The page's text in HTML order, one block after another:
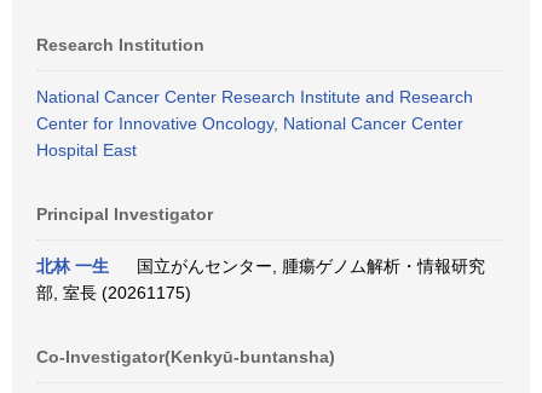
Research Institution
National Cancer Center Research Institute and Research
Center for Innovative Oncology, National Cancer Center
Hospital East
Principal Investigator
北林 一生
国立がんセンター, 腫瘍ゲノム解析・情報研究
部, 室長 (20261175)
Co-Investigator(Kenkyū-buntansha)